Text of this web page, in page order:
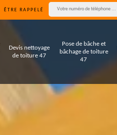
ÊTRE RAPPELÉ
Devis nettoyage
de toiture 47
Pose de bâche et
bâchage de toiture
47